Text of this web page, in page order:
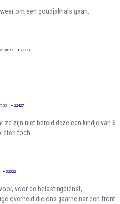
om een goudjakhals gaan.
10:15 + 20007
+ 22427
ze zijn niet bereid deze een kindje van 6
eten toch.
+ 32322
voor de belastingdienst,
overheid die ons gaarne nar een front